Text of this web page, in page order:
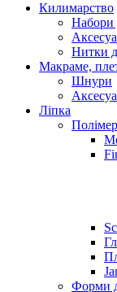
Килимарство
Набори
Нитки
Макраме,
Шнури
Ліпка
Форми